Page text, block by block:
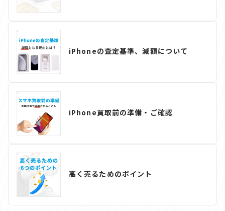
iPhoneの査定基準、減額について
iPhone買取前の準備・ご確認
高く売るためのポイント